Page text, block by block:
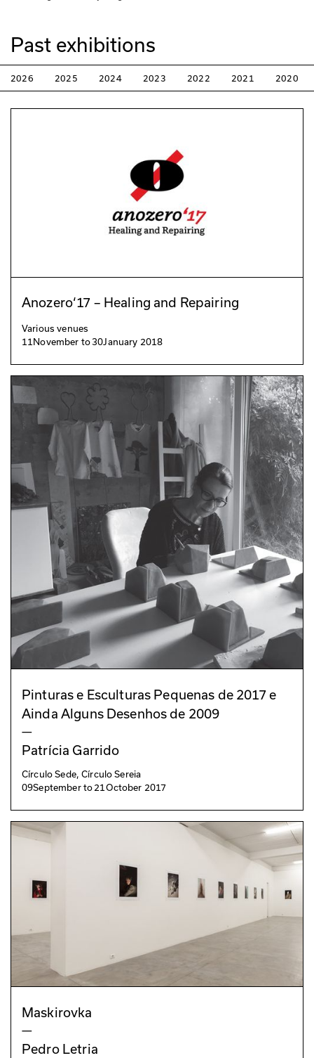
Past exhibitions
2026 2025 2024 2023 2022 2021 2020
Anozero‘17 – Healing and Repairing
Various venues
11November to30January 2018
Pinturas e Esculturas Pequenas de 2017 e
Ainda Alguns Desenhos de 2009
—
Patrícia Garrido
Círculo Sede, Círculo Sereia
09September to21October 2017
Maskirovka
—
Pedro Letria